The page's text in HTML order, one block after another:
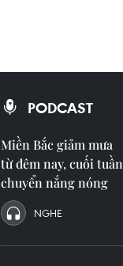
PODCAST
Miền Bắc giảm mưa
từ đêm nay, cuối tuần
chuyển nắng nóng
NGHE